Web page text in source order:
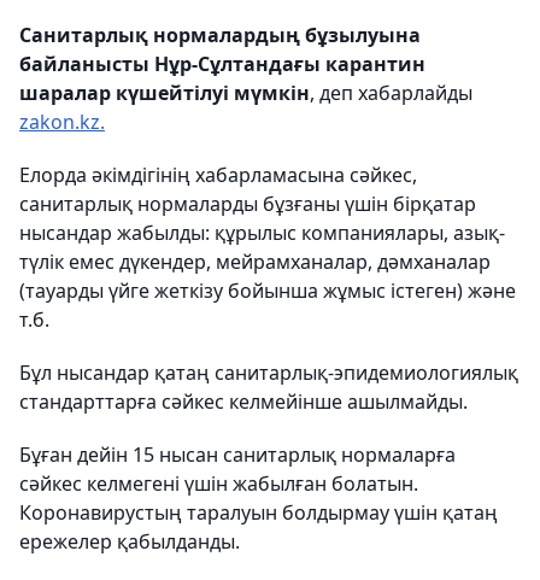
Санитарлық нормалардың бұзылуына
байланысты Нұр-Сұлтандағы карантин
шаралар күшейтілуі мүмкін, деп хабарлайды
zakon.kz.
Елорда әкімдігінің хабарламасына сәйкес,
санитарлық нормаларды бұзғаны үшін бірқатар
нысандар жабылды: құрылыс компаниялары, азық-
түлік емес дүкендер, мейрамханалар, дәмханалар
(тауарды үйге жеткізу бойынша жұмыс істеген) және
т.б.
Бұл нысандар қатаң санитарлық-эпидемиологиялық
стандарттарға сәйкес келмейінше ашылмайды.
Бұған дейін 15 нысан санитарлық нормаларға
сәйкес келмегені үшін жабылған болатын.
Коронавирустың таралуын болдырмау үшін қатаң
ережелер қабылданды.